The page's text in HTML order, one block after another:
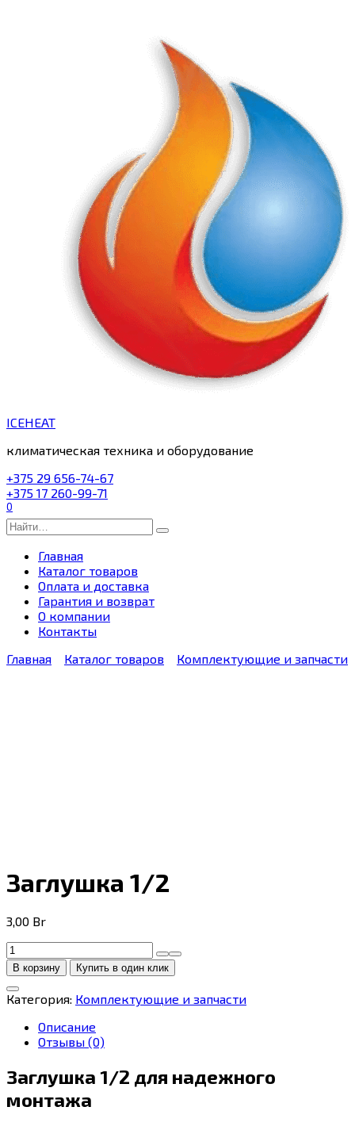
ICEHEAT
климатическая техника и оборудование
+375 29 656-74-67
+375 17 260-99-71
0
Search
for:
Главная
Каталог товаров
Оплата и доставка
Гарантия и возврат
О компании
Контакты
Главная
Каталог товаров Комплектующие и запчасти
Заглушка 1/2
3,00 Br
Количество
товара
Заглушка
1/2
В корзину Купить в один клик
Категория: Комплектующие и запчасти
Описание
Отзывы (0)
Заглушка 1/2 для надежного
монтажа